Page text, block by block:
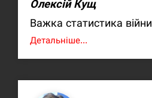
Олексій Кущ
Важка статистика війни
Детальніше...